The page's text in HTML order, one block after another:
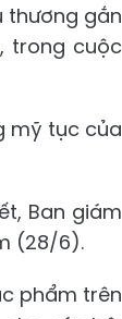
thương gắn
trong cuộc
mỹ tục của
Ban giám
(28/6).
phẩm trên